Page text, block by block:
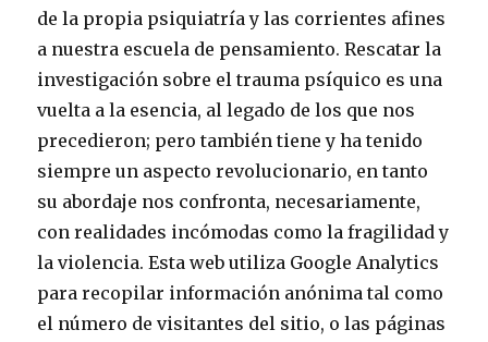
de la propia psiquiatría y las corrientes afines
a nuestra escuela de pensamiento. Rescatar la
investigación sobre el trauma psíquico es una
vuelta a la esencia, al legado de los que nos
precedieron; pero también tiene y ha tenido
siempre un aspecto revolucionario, en tanto
su abordaje nos confronta, necesariamente,
con realidades incómodas como la fragilidad y
la violencia. Esta web utiliza Google Analytics
para recopilar información anónima tal como
el número de visitantes del sitio, o las páginas